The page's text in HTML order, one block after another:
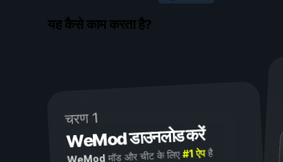
यह कैसे काम करता है?
चरण 1
WeMod डाउनलोड करें
मॉड और चीट के लिए#1 ऐपहै